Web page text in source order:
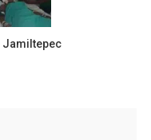
Jamiltepec